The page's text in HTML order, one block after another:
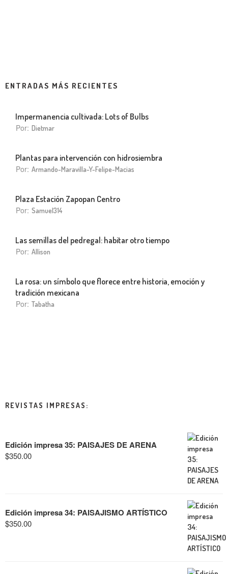
ENTRADAS MÁS RECIENTES
Impermanencia cultivada: Lots of Bulbs
Por: Dietmar
Plantas para intervención con hidrosiembra
Por: Armando-Maravilla-Y-Felipe-Macias
Plaza Estación Zapopan Centro
Por: Samuel314
Las semillas del pedregal: habitar otro tiempo
Por: Allison
La rosa: un símbolo que florece entre historia, emoción y
tradición mexicana
Por: Tabatha
REVISTAS IMPRESAS:
Edición impresa 35: PAISAJES DE ARENA
$350.00
Edición impresa 34: PAISAJISMO ARTÍSTICO
$350.00